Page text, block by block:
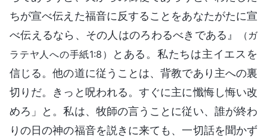
ちが宣べ伝えた福音に反することをあなたがたに宣
べ伝えるなら、その人はのろわるべきである』
（ガ
ラテヤ人への手紙1:8）
とある。私たちは主イエスを
信じる。他の道に従うことは、背教であり主への裏
切りだ。きっと呪われる。すぐに主に懺悔し悔い改
めろ」と。私は、牧師の言うことに従い、誰が終わ
りの日の神の福音を説きに来ても、一切話を聞かず